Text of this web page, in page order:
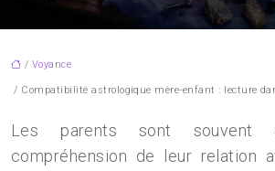
/ Voyance
/ Compatibilité astrologique mère-enfant : lecture
Les parents sont
compréhension de leur relation